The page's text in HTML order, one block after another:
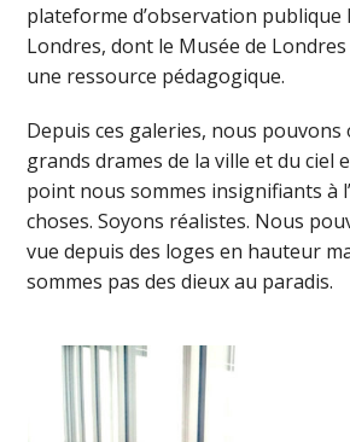
plateforme d’observation publique
Londres, dont le Musée de
une ressource pédagogique.
Depuis ces galeries, nous pouvons
grands drames de la ville et du ciel
point nous sommes insignifiants à
choses. Soyons réalistes. Nous
vue depuis des loges en hauteur
sommes pas des dieux au paradis.